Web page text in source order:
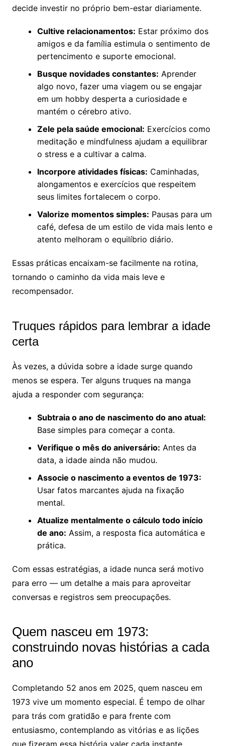
decide investir no próprio bem-estar diariamente.
Cultive relacionamentos: Estar próximo dos
amigos e da família estimula o sentimento de
pertencimento e suporte emocional.
Busque novidades constantes: Aprender
algo novo, fazer uma viagem ou se engajar
em um hobby desperta a curiosidade e
mantém o cérebro ativo.
Zele pela saúde emocional: Exercícios como
meditação e mindfulness ajudam a equilibrar
o stress e a cultivar a calma.
Incorpore atividades físicas: Caminhadas,
alongamentos e exercícios que respeitem
seus limites fortalecem o corpo.
Valorize momentos simples: Pausas para um
café, defesa de um estilo de vida mais lento e
atento melhoram o equilíbrio diário.
Essas práticas encaixam-se facilmente na rotina,
tornando o caminho da vida mais leve e
recompensador.
Truques rápidos para lembrar a idade
certa
Às vezes, a dúvida sobre a idade surge quando
menos se espera. Ter alguns truques na manga
ajuda a responder com segurança:
Subtraia o ano de nascimento do ano atual:
Base simples para começar a conta.
Verifique o mês do aniversário: Antes da
data, a idade ainda não mudou.
Associe o nascimento a eventos de 1973:
Usar fatos marcantes ajuda na fixação
mental.
Atualize mentalmente o cálculo todo início
de ano: Assim, a resposta fica automática e
prática.
Com essas estratégias, a idade nunca será motivo
para erro — um detalhe a mais para aproveitar
conversas e registros sem preocupações.
Quem nasceu em 1973:
construindo novas histórias a cada
ano
Completando 52 anos em 2025, quem nasceu em
1973 vive um momento especial. É tempo de olhar
para trás com gratidão e para frente com
entusiasmo, contemplando as vitórias e as lições